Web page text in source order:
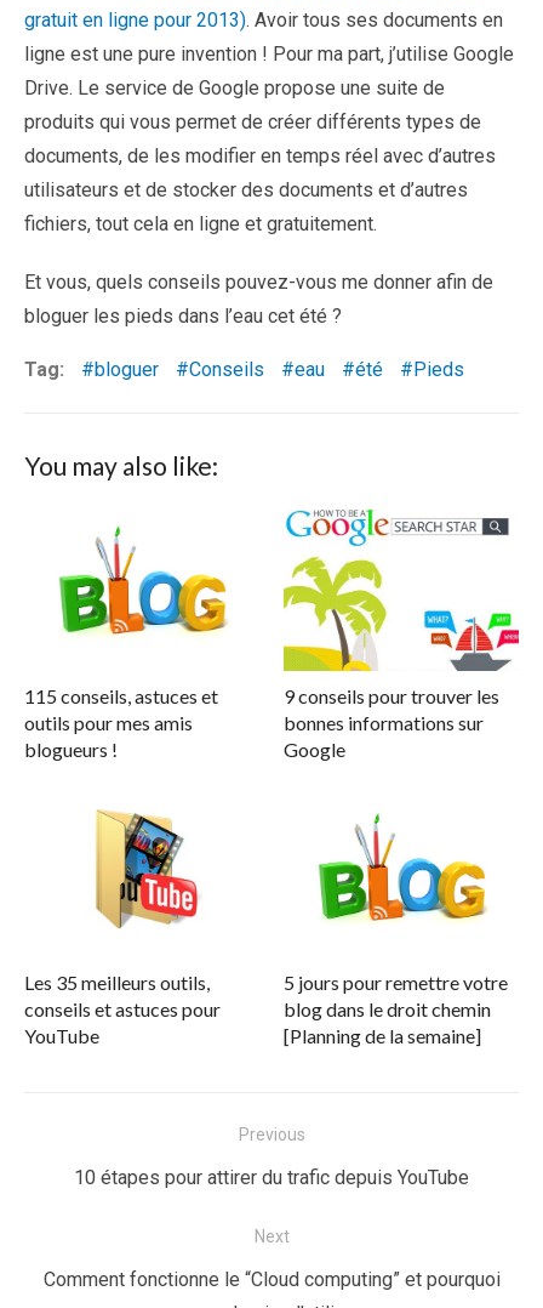
gratuit en ligne pour 2013). Avoir tous ses documents en
ligne est une pure invention ! Pour ma part, j’utilise Google
Drive. Le service de Google propose une suite de
produits qui vous permet de créer différents types de
documents, de les modifier en temps réel avec d’autres
utilisateurs et de stocker des documents et d’autres
fichiers, tout cela en ligne et gratuitement.
Et vous, quels conseils pouvez-vous me donner afin de
bloguer les pieds dans l’eau cet été ?
Tag: bloguer Conseils eau été Pieds
You may also like:
115 conseils, astuces et
outils pour mes amis
blogueurs !
9 conseils pour trouver les
bonnes informations sur
Google
Les 35 meilleurs outils,
conseils et astuces pour
YouTube
5 jours pour remettre votre
blog dans le droit chemin
[Planning de la semaine]
Previous
Previous
10 étapes pour attirer du trafic depuis YouTube
Next
Next
Comment fonctionne le “Cloud computing” et pourquoi